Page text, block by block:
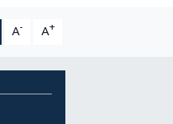
A- A+